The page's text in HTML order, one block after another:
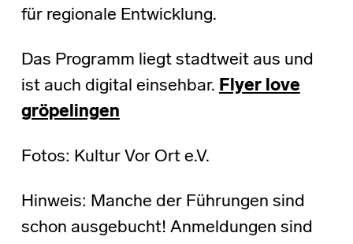
für regionale Entwicklung.
Das Programm liegt stadtweit aus und
ist auch digital einsehbar. Flyer love
gröpelingen
Fotos: Kultur Vor Ort e.V.
Hinweis: Manche der Führungen sind
schon ausgebucht! Anmeldungen sind